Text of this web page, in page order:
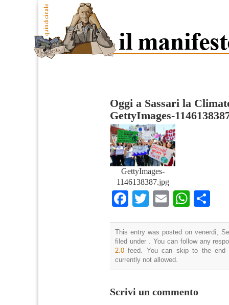
Oggi a Sassari la
GettyImages-
GettyImages-
1146138387.jpg
Facebook
TwitterEmail
This entry was posted on venerdì,
filed under . You can follow any
2.0 feed. You can skip to the end
currently not allowed.
Scrivi un commento